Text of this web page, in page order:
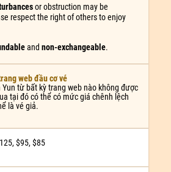
or obstruction may be
respect the right of others to enjoy
andnon-exchangeable.
web đầu cơ vé
Yun từ bất kỳ trang web nào không được
tại đó có thể có mức giá chênh lệch
là vé giả.
$95, $85